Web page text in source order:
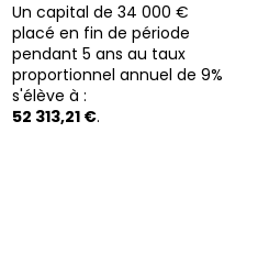
Un capital de 34 000 €
placé en fin de période
pendant 5 ans au taux
proportionnel annuel de 9%
s'élève à :
52 313,21 €.